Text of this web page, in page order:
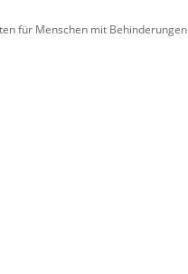
für Menschen mit Behinderungen